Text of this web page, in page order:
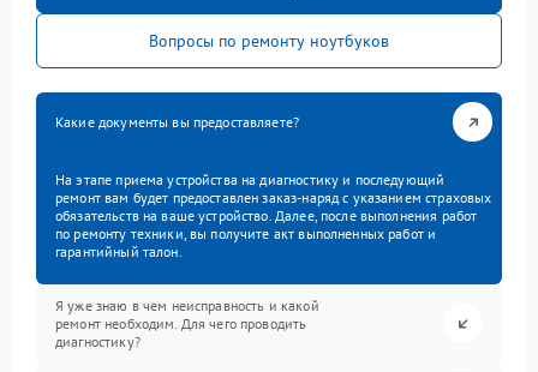
Вопросы по ремонту ноутбуков
Какие документы вы предоставляете?
На этапе приема устройства на диагностику и последующий
ремонт вам будет предоставлен заказ-наряд с указанием страховых
обязательств на ваше устройство. Далее, после выполнения работ
по ремонту техники, вы получите акт выполненных работ и
гарантийный талон.
Я уже знаю в чем неисправность и какой
ремонт необходим. Для чего проводить
диагностику?